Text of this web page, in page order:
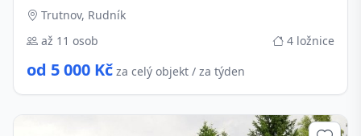
Trutnov, Rudník
až 11 osob
4 ložnice
od 5 000 Kč za celý objekt / za týden